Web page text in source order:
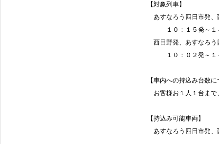
【対象列車】
あすなろう四日市発、
１０：１５発～１
西日野発、あすなろう
１０：０２発～１
【車内への持込み台数
お客様お１人１台まで
【持込み可能車両】
あすなろう四日市発、